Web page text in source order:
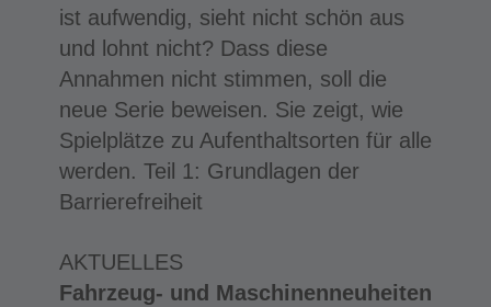
ist aufwendig, sieht nicht schön aus
und lohnt nicht? Dass diese
Annahmen nicht stimmen, soll die
neue Serie beweisen. Sie zeigt, wie
Spielplätze zu Aufenthaltsorten für alle
werden. Teil 1: Grundlagen der
Barrierefreiheit
AKTUELLES
Fahrzeug- und Maschinenneuheiten